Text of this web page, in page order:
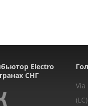
Electro
СНГ
Via